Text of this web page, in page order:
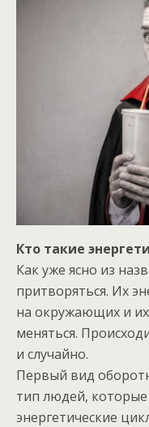
Кто такие
Как уже ясно из
притворяться. Их
на окружающих и
меняться.
и случайно.
Первый вид
тип людей,
энергетические